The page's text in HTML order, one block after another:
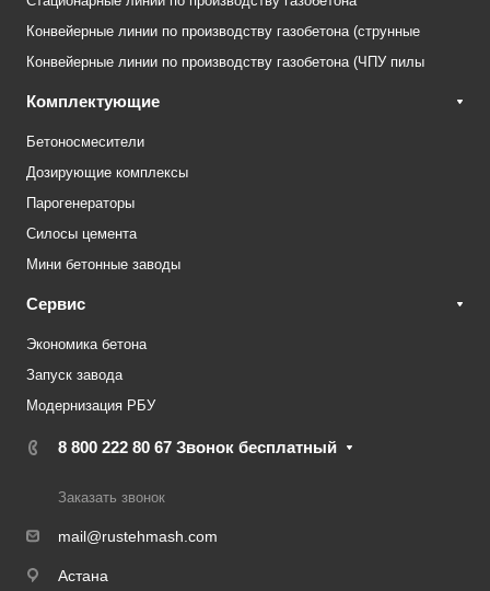
Конвейерные линии по производству газобетона (струнные
Конвейерные линии по производству газобетона (ЧПУ пилы
Комплектующие
Бетоносмесители
Дозирующие комплексы
Парогенераторы
Силосы цемента
Мини бетонные заводы
Сервис
Экономика бетона
Запуск завода
Модернизация РБУ
8 800 222 80 67 Звонок бесплатный
Заказать звонок
mail@rustehmash.com
Астана